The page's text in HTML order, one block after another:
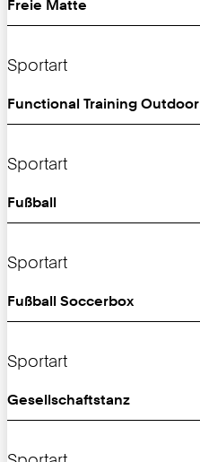
Freie Matte
Sportart
Functional Training Outdoor
Sportart
Fußball
Sportart
Fußball Soccerbox
Sportart
Gesellschaftstanz